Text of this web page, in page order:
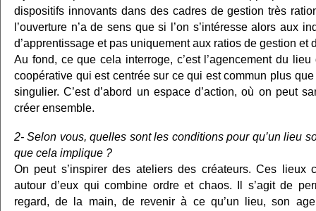
dispositifs innovants dans des cadres de gestion très
l’ouverture n’a de sens que si l’on s’intéresse alors aux
d’apprentissage et pas uniquement aux ratios de gestion et
Au fond, ce que cela interroge, c’est l’agencement du
coopérative qui est centrée sur ce qui est commun plus
singulier. C’est d’abord un espace d’action, où on peut
créer ensemble.
2- Selon vous, quelles sont les conditions pour qu’un lieu
que cela implique ?
On peut s’inspirer des ateliers des créateurs. Ces lieux
autour d’eux qui combine ordre et chaos. Il s’agit de
regard, de la main, de revenir à ce qu’un lieu, son